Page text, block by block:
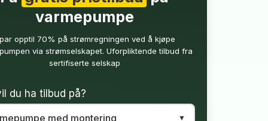
varmepumpe
opptil 70% på strømregningen ved å kjøpe
via strømselskapet. Uforpliktende tilbud fra
sertifiserte selskap
du ha tilbud på?